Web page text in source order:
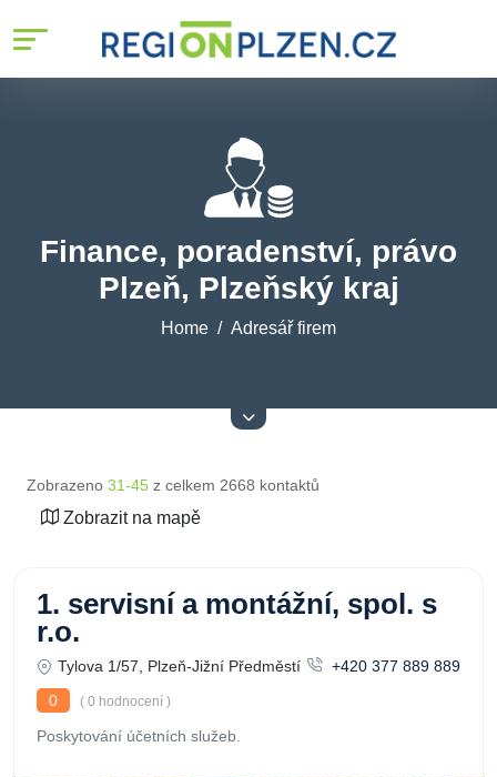
Finance, poradenství, právo
Plzeň, Plzeňský kraj
Home Adresář firem
Zobrazeno 31-45 z celkem 2668 kontaktů
Zobrazit na mapě
1. servisní a montážní, spol. s
r.o.
Tylova 1/57, Plzeň-Jižní Předměstí
+420 377 889 889
0
( 0 hodnocení )
Poskytování účetních služeb.